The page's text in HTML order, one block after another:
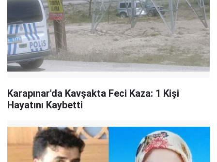
Karapınar'da Kavşakta Feci Kaza: 1 Kişi
Hayatını Kaybetti